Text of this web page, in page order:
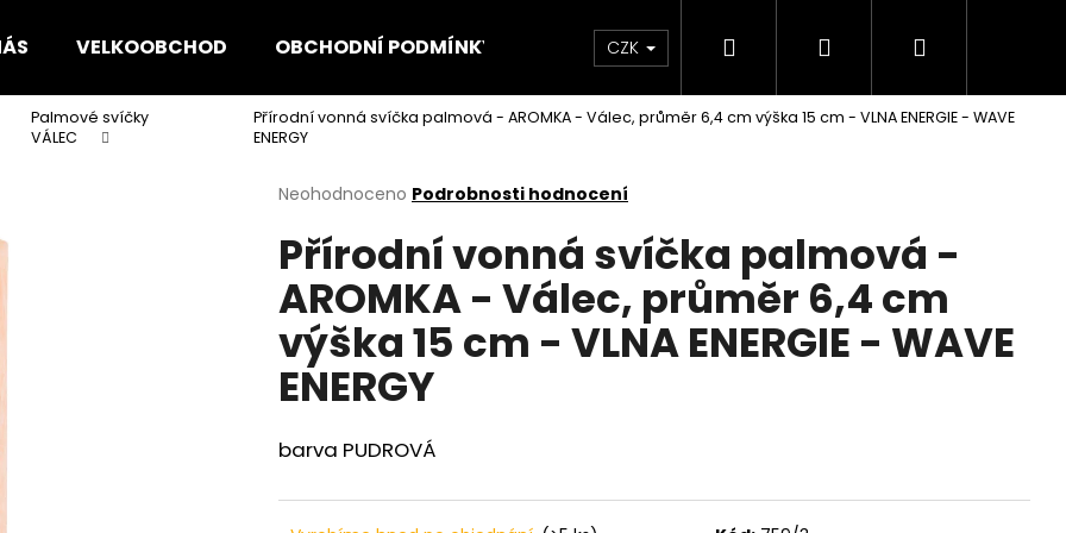
VELKOOBCHOD OBCHODNÍ PODMÍNKY KONTAKTY
CZK Hledat PřihlášeníNákupní
Palmové svíčky
VÁLEC
Přírodní vonná svíčka palmová - AROMKA - Válec, průměr 6,4 cm výška 15 cm - VLNA ENERGIE - WAVE
ENERGY
Průměrné
produktu
je
0,0
z
5
hvězdiček.
Neohodnoceno Podrobnosti hodnocení
Přírodní vonná svíčka palmová -
AROMKA - Válec, průměr 6,4 cm
výška 15 cm - VLNA ENERGIE - WAVE
ENERGY
barva PUDROVÁ
Co potřebujete najít?